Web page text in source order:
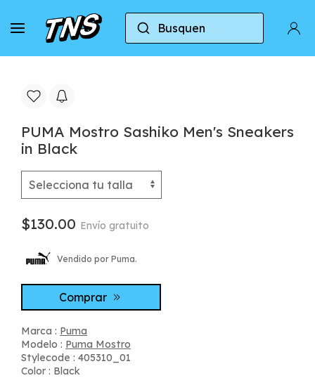
Busquen
Casa Puma Puma Mostro PUMA Mostro
PUMA Mostro Sashiko Men's Sneakers
in Black
$130.00 Envío gratuito
Vendido por Puma.
Comprar
Marca : Puma
Modelo : Puma Mostro
Stylecode : 405310_01
Color : Black